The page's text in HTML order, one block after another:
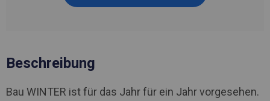
Beschreibung
Bau WINTER ist für das Jahr für ein Jahr vorgesehen.